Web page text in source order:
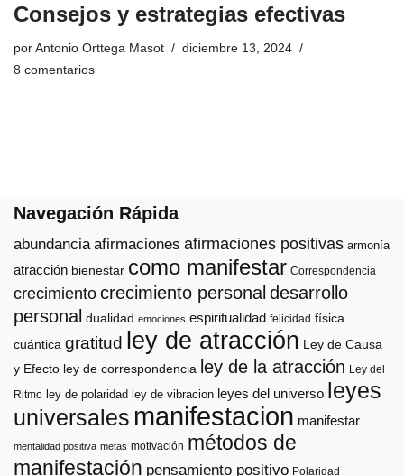
Consejos y estrategias efectivas
por Antonio Orttega Masot
diciembre 13, 2024
8 comentarios
Navegación Rápida
abundancia afirmaciones afirmaciones positivas armonía
atracción bienestar como manifestar Correspondencia
crecimiento crecimiento personal desarrollo
personal dualidad emociones espiritualidad felicidad física
cuántica gratitud ley de atracción Ley de Causa
y Efecto ley de correspondencia ley de la atracción Ley del
Ritmo ley de polaridad ley de vibracion leyes del universo
leyes
universales manifestacion manifestar
mentalidad positiva metas motivación métodos de
manifestación pensamiento positivo Polaridad